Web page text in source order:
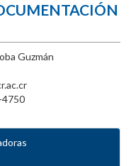
Guzmán
4750